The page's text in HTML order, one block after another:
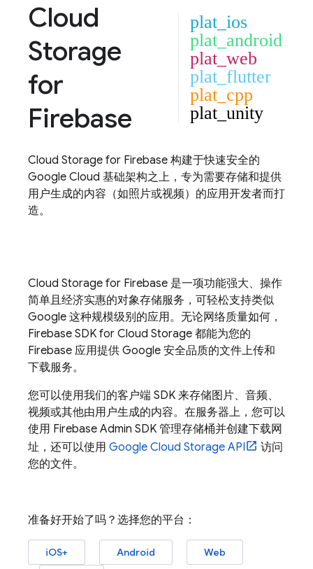
Cloud
Storage
for
Firebase
plat_ios
plat_android
plat_web
plat_flutter
plat_cpp
plat_unity
Cloud Storage for Firebase 构建于快速安全的
Google Cloud 基础架构之上，专为需要存储和提供
用户生成的内容（如照片或视频）的应用开发者而打
造。
Cloud Storage for Firebase 是一项功能强大、操作
简单且经济实惠的对象存储服务，可轻松支持类似
Google 这种规模级别的应用。无论网络质量如何，
Firebase SDK for Cloud Storage 都能为您的
Firebase 应用提供 Google 安全品质的文件上传和
下载服务。
您可以使用我们的客户端 SDK 来存储图片、音频、
视频或其他由用户生成的内容。在服务器上，您可以
使用 Firebase Admin SDK 管理存储桶并创建下载网
址，还可以使用 Google Cloud Storage API
访问
您的文件。
准备好开始了吗？选择您的平台：
iOS+ Android
Web